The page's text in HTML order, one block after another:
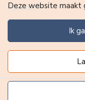
Klachten
Retourneren & Ruilen
Deze website maakt
ik